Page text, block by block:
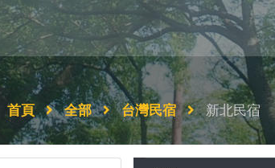
首頁 全部 台灣民宿 新北民宿